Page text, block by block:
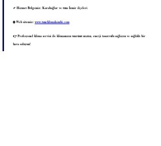
✔ Hizmet Bölgemiz: Karabağlar ve tüm İzmir ilçeleri
🌐 Web sitemiz: www.tuncklimakombi.com
👉 Profesyonel klima servisi ile klimanızın ömrünü uzatın, enerji tasarrufu sağlayın ve sağlıklı bir
hava soluyun!